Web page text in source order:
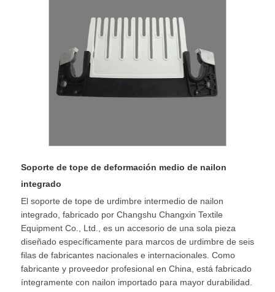
Soporte de tope de deformación medio de nailon
integrado
El soporte de tope de urdimbre intermedio de nailon
integrado, fabricado por Changshu Changxin Textile
Equipment Co., Ltd., es un accesorio de una sola pieza
diseñado específicamente para marcos de urdimbre de seis
filas de fabricantes nacionales e internacionales. Como
fabricante y proveedor profesional en China, está fabricado
íntegramente con nailon importado para mayor durabilidad.